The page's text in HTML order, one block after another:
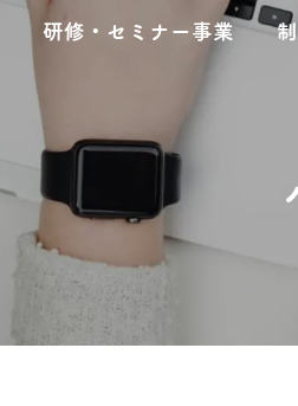
研修・セミナー事業